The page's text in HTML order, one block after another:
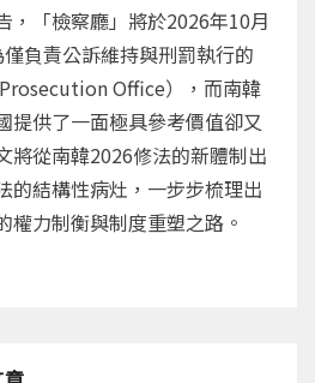
，「檢察廳」將於2026年10月
負責公訴維持與刑罰執行的
Office），而南韓
提供了一面極具參考價值卻又
將從南韓2026修法的新體制出
的結構性病灶，一步步梳理出
權力制衡與制度重塑之路。